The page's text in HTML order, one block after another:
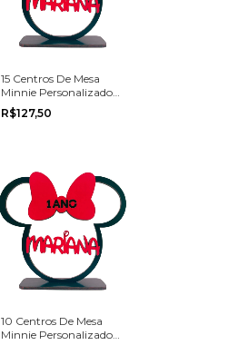
15 Centros De Mesa
Minnie Personalizado
20cm Aniversário
R$127,50
10 Centros De Mesa
Minnie Personalizados